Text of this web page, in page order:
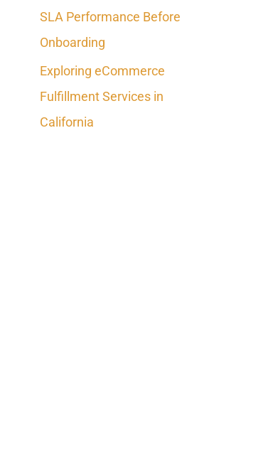
SLA Performance Before
Onboarding
Exploring eCommerce
Fulfillment Services in
California